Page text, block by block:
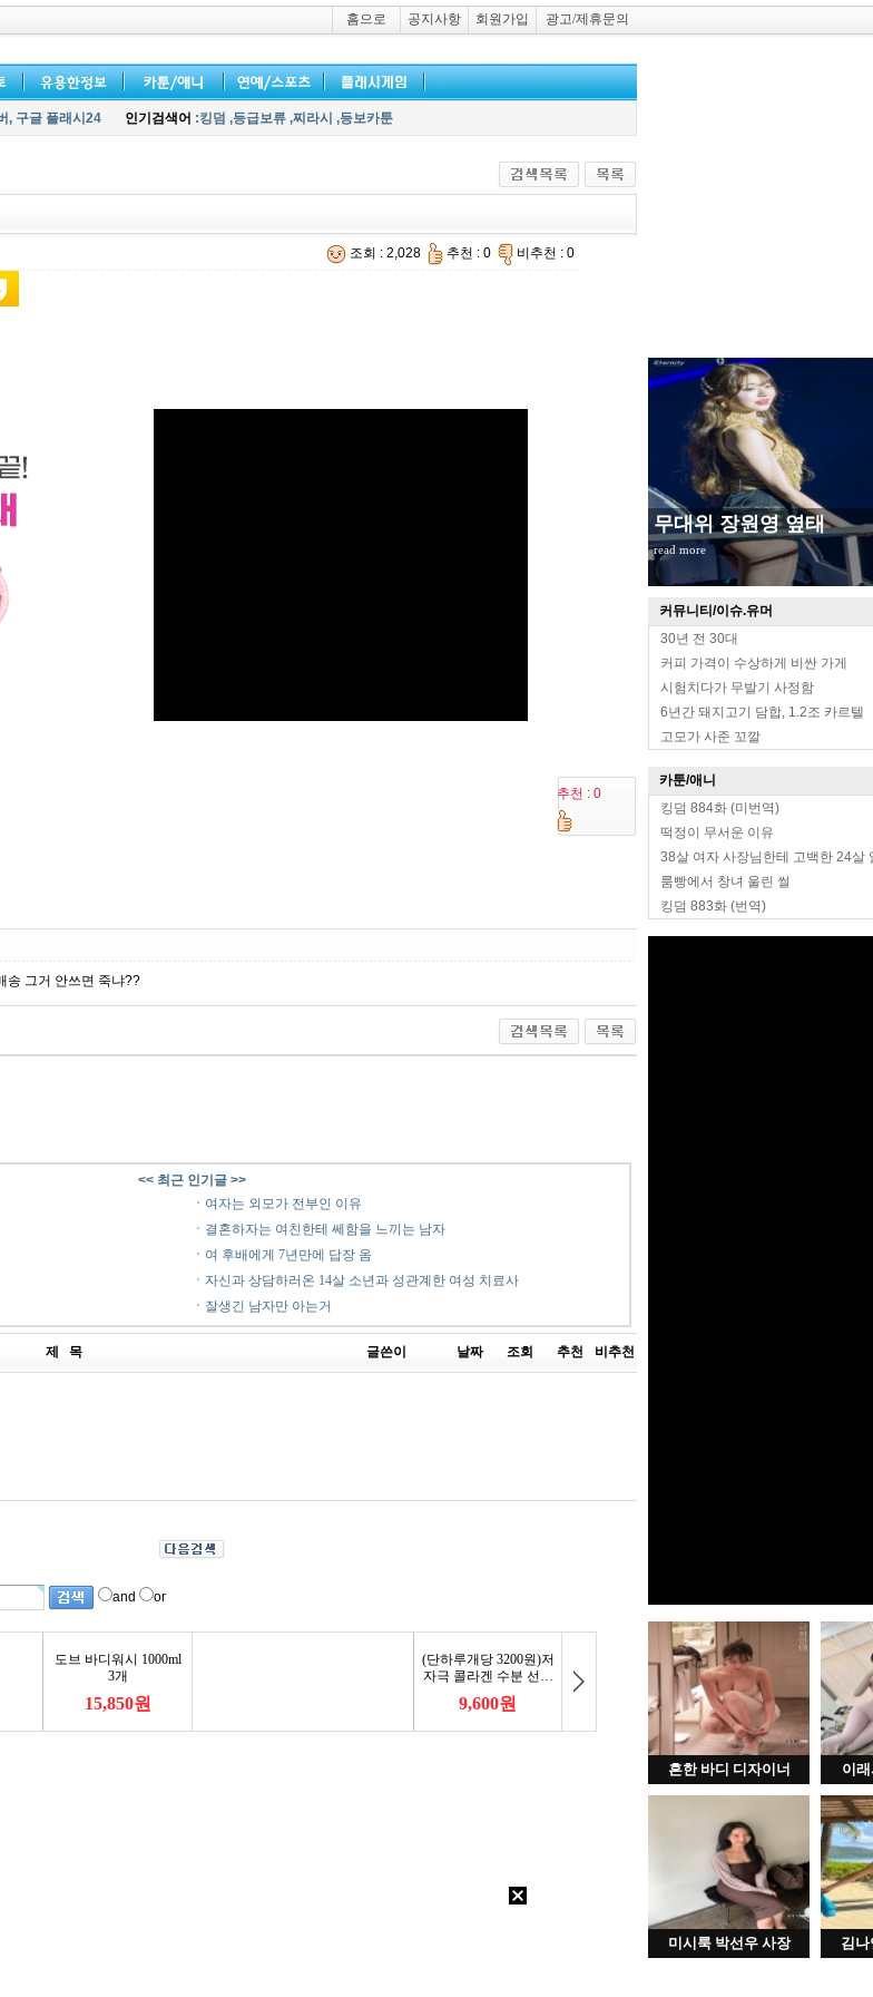
홈으로 공지사항 회원가입 광고/제휴문의
무대위 장원영 옆태
read more
커뮤니티/이슈.유머
30년 전 30대
커피 가격이 수상하게 비싼 가게
시험치다가 무발기 사정함
6년간 돼지고기 담합, 1.2조 카르텔
고모가 사준 꼬깔
카툰/애니
킹덤 884화 (미번역)
떡정이 무서운 이유
38살 여자 사장님한테 고백한 24살
룸빵에서 창녀 울린 썰
킹덤 883화 (번역)
흔한 바디 디자이너 이
미시룩 박선우 사장 김나
, 구글 플래시24 인기검색어 :킹덤 ,등급보류 ,찌라시 ,등보카툰
조회 : 2,028 추천 : 0 비추천 : 0
추천 : 0
송 그거 안쓰면 죽냐??
<< 최근 인기글 >>
ㆍ 여자는 외모가 전부인 이유
ㆍ 결혼하자는 여친한테 쎄함을 느끼는 남자
ㆍ 여 후배에게 7년만에 답장 옴
ㆍ 자신과 상담하러온 14살 소년과 성관계한 여성 치료사
ㆍ 잘생긴 남자만 아는거
제 목 글쓴이 날짜 조회 추천 비추천
and or